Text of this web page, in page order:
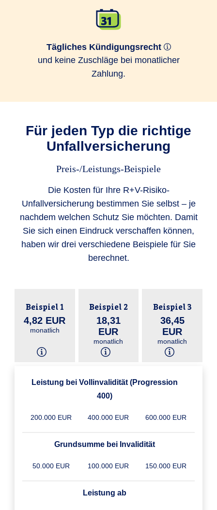
Tägliches Kündigungsrecht
und keine Zuschläge bei monatlicher
Zahlung.
Für jeden Typ die richtige
Unfallversicherung
Preis-/Leistungs-Beispiele
Die Kosten für Ihre R+V-Risiko-
Unfallversicherung bestimmen Sie selbst – je
nachdem welchen Schutz Sie möchten. Damit
Sie sich einen Eindruck verschaffen können,
haben wir drei verschiedene Beispiele für Sie
berechnet.
Beispiel 1
4,82 EUR
monatlich
Beispiel 2
18,31
EUR
monatlich
Beispiel 3
36,45
EUR
monatlich
Leistung bei Vollinvalidität (Progression
400)
200.000 EUR 400.000 EUR 600.000 EUR
Grundsumme bei Invalidität
50.000 EUR 100.000 EUR 150.000 EUR
Leistung ab